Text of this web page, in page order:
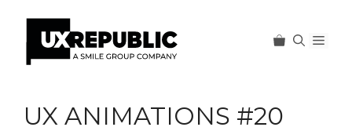
contenu
UX ANIMATIONS #20